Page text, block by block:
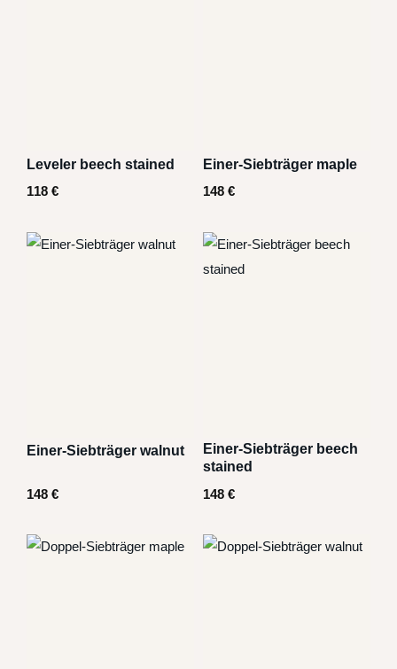
Leveler beech stained
118 €
Einer-Siebträger maple
148 €
Einer-Siebträger walnut
148 €
Einer-Siebträger beech
stained
148 €